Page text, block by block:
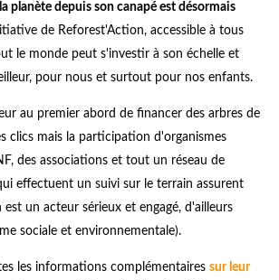
planète depuis son canapé est désormais
de Reforest'Action, accessible à tous
le monde peut s'investir à son échelle et
pour nous et surtout pour nos enfants.
au premier abord de financer des arbres de
clics mais la participation d'organismes
des associations et tout un réseau de
effectuent un suivi sur le terrain assurent
un acteur sérieux et engagé, d'ailleurs
sociale et environnementale).
les informations complémentaires sur leur